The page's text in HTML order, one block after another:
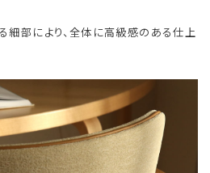
部により、全体に高級感のある仕上